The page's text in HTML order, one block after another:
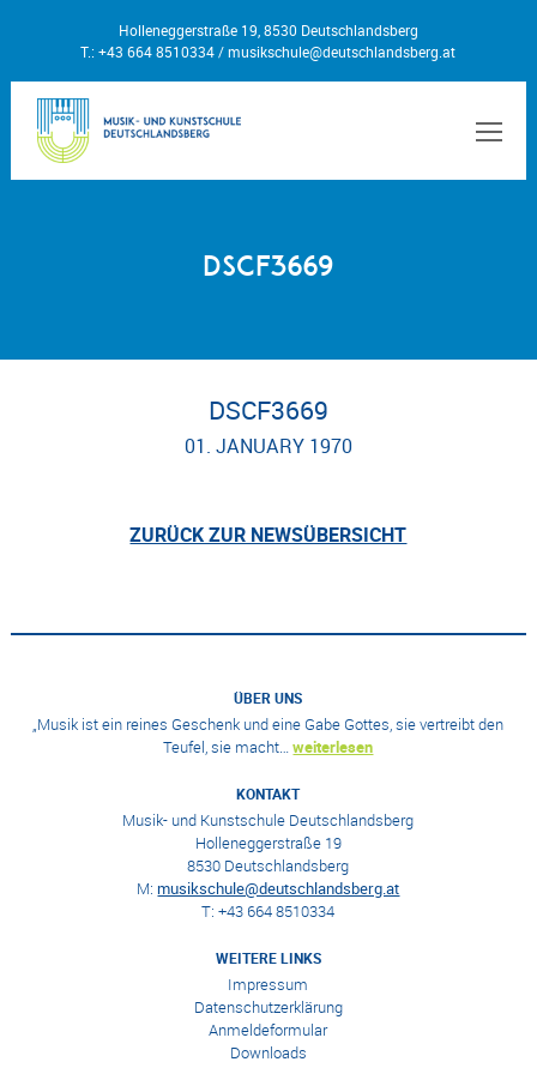
Holleneggerstraße 19, 8530 Deutschlandsberg
T.: +43 664 8510334 /musikschule@deutschlandsberg.at
dscf3669
DSCF3669
01. JANUARY 1970
ZURÜCK ZUR NEWSÜBERSICHT
ÜBER UNS
„Musik ist ein reines Geschenk und eine Gabe Gottes, sie vertreibt den
Teufel, sie macht…weiterlesen
KONTAKT
Musik- und Kunstschule Deutschlandsberg
Holleneggerstraße 19
8530 Deutschlandsberg
M: musikschule@deutschlandsberg.at
T: +43 664 8510334
WEITERE LINKS
Impressum
Datenschutzerklärung
Anmeldeformular
Downloads